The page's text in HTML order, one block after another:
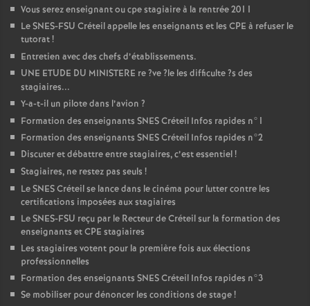
Vous serez enseignant ou cpe stagiaire à la rentrée 2011
LeSNES-FSU Créteil appelle les enseignants et les CPE à refuser le
tutorat!
Entretien avec des chefs d’établissements.
UNE ETUDE DU MINISTERE re?ve?le les difficulte?s des
stagiaires...
Y-a-t-il un pilote dans l’avion ?
Formation des enseignants SNESCréteil Infos rapides n°1
Formation des enseignants SNESCréteil Infos rapides n°2
Discuter et débattre entre stagiaires, c’est essentiel!
Stagiaires, ne restez pas seuls !
LeSNESCréteil se lance dans le cinéma pour lutter contre les
certifications imposées aux stagiaires
LeSNES-FSU reçu par le Recteur de Créteil sur la formation des
enseignants etCPE stagiaires
Les stagiaires votent pour la première fois aux élections
professionnelles
Formation des enseignants SNESCréteil Infos rapides n°3
Se mobiliser pour dénoncer les conditions de stage!